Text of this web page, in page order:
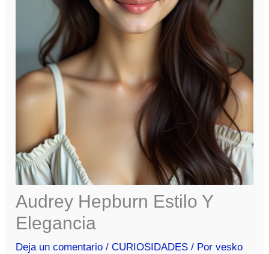
Audrey Hepburn Estilo Y
Elegancia
Deja un comentario /CURIOSIDADES / Porvesko